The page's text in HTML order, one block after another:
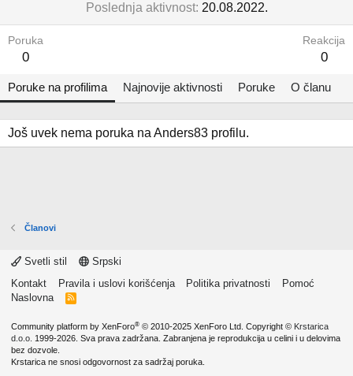
Poslednja aktivnost 20.08.2022.
Poruka
0
Reakcija
0
Poruke na profilima Najnovije aktivnosti Poruke O članu
Još uvek nema poruka na Anders83 profilu.
Članovi
Svetli stil
Srpski
Kontakt
Pravila i uslovi korišćenja Politika privatnosti
Pomoć
Naslovna
R
Community platform by XenForo® © 2010-2025 XenForo Ltd. Copyright © Krstarica
d.o.o. 1999-2026. Sva prava zadržana. Zabranjena je reprodukcija u celini i u delovima
bez dozvole.
Krstarica ne snosi odgovornost za sadržaj poruka.